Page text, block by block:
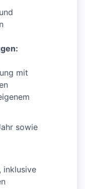
mit
sowie
inklusive